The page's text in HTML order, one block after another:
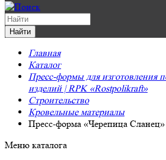
Главная
Каталог
Пресс-формы для изготовления
изделий | RPK «Rostpolikraft»
Строительство
Кровельные материалы
Пресс-форма «Черепица Сланец»
Меню каталога